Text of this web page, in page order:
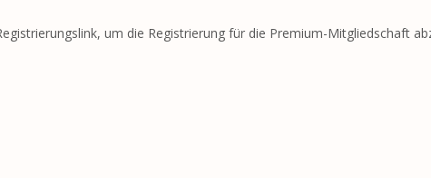
um die Registrierung für die Premium-Mitgliedschaft